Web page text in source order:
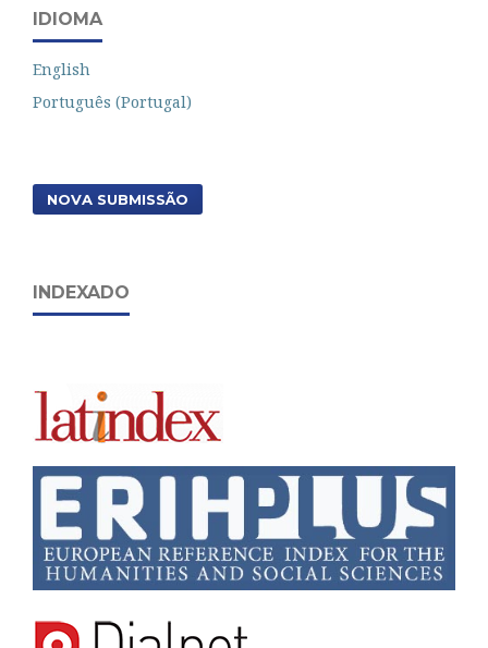
IDIOMA
English
Português (Portugal)
NOVA SUBMISSÃO
INDEXADO